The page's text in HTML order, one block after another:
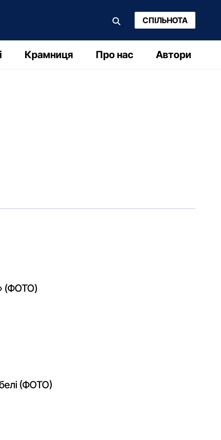
СПІЛЬНОТА
Крамниця Про нас Автори
(ФОТО)
(ФОТО)